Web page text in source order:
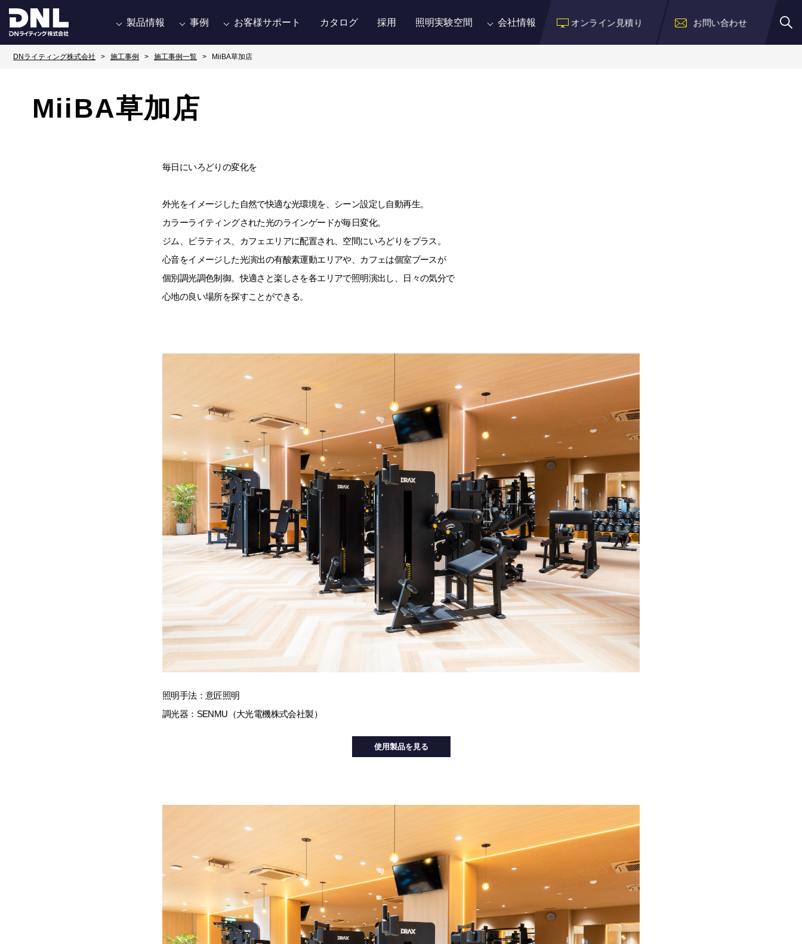
製品情報 事例 お客様サポート カタログ 採用 照明実験空間 会社情報 オンライン見積り お問い合わせ
DNライティング株式会社 施工事例 施工事例一覧 MiiBA草加店
MiiBA草加店
毎日にいろどりの変化を
外光をイメージした自然で快適な光環境を、シーン設定し自動再生。
カラーライティングされた光のラインゲードが毎日変化。
ジム、ピラティス、カフェエリアに配置され、空間にいろどりをプラス。
心音をイメージした光演出の有酸素運動エリアや、カフェは個室ブースが
個別調光調色制御。快適さと楽しさを各エリアで照明演出し、日々の気分で
心地の良い場所を探すことができる。
照明手法：意匠照明
調光器：SENMU（大光電機株式会社製）
使用製品を見る